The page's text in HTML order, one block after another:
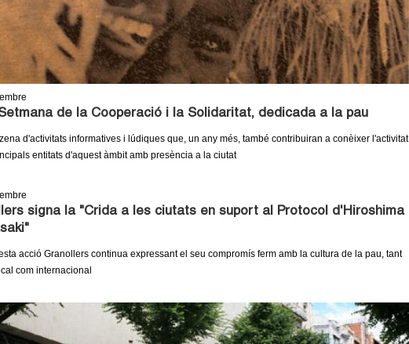
de la Cooperació i la Solidaritat, dedicada a la pau
d'activitats informatives i lúdiques que, un any més, també contribuiran a conèixer l'activitat
entitats d'aquest àmbit amb presència a la ciutat
signa la "Crida a les ciutats en suport al Protocol d'Hiroshima
acció Granollers continua expressant el seu compromís ferm amb la cultura de la pau, tant
com internacional